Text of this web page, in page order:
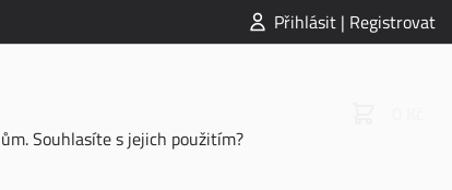
Přihlásit | Registrovat
Souhlasíte s jejich použitím?